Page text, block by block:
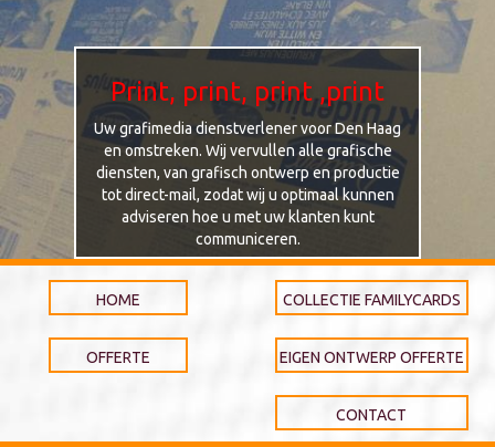
Print, print, print ,print
Uw grafimedia dienstverlener voor Den Haag
en omstreken. Wij vervullen alle grafische
diensten, van grafisch ontwerp en productie
tot direct-mail, zodat wij u optimaal kunnen
adviseren hoe u met uw klanten kunt
communiceren.
HOME
OFFERTE
COLLECTIE FAMILYCARDS
EIGEN ONTWERP OFFERTE
CONTACT